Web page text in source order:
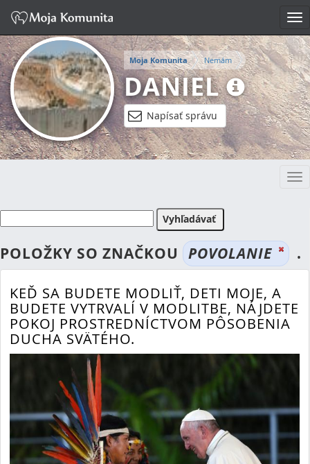
Moja Komunita Nemám
DANIEL
Napísať správu
POLOŽKY SO ZNAČKOU POVOLANIE .
KEĎ SA BUDETE MODLIŤ, DETI MOJE, A
BUDETE VYTRVALÍ V MODLITBE, NÁJDETE
POKOJ PROSTREDNÍCTVOM PÔSOBENIA
DUCHA SVÄTÉHO.